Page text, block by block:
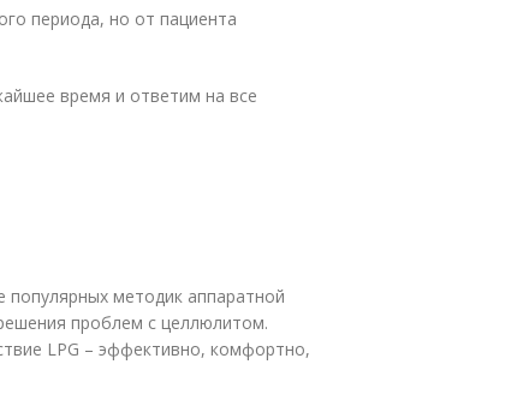
периода, но от пациента
время и ответим на все
методик аппаратной
проблем с целлюлитом.
LPG – эффективно, комфортно,